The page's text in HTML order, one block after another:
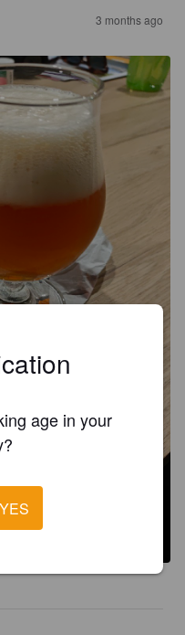
3 months ago
age in your
YES